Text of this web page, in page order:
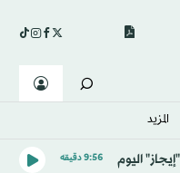
المزيد
اليوم 9:56 دقيقه